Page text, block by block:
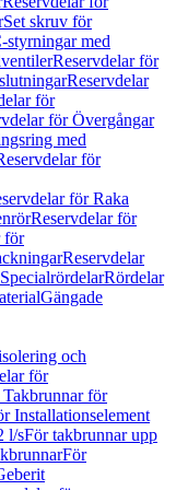
Set skruv för
styrningar med
Reservdelar för
Reservdelar
för
för Övergångar
med
för
för Raka
Reservdelar för
för
Reservdelar
Rördelar
Gängade
och
för
för
Installationselement
l/sFör takbrunnar upp
För